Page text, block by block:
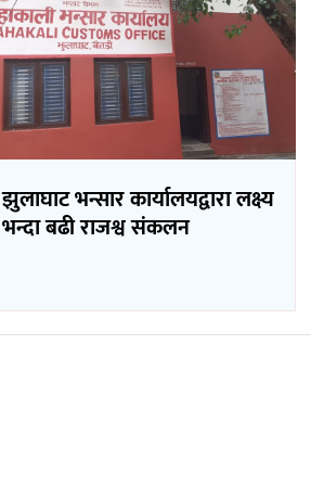
झुलाघाट भन्सार कार्यालयद्वारा लक्ष्य
भन्दा बढी राजश्व संकलन